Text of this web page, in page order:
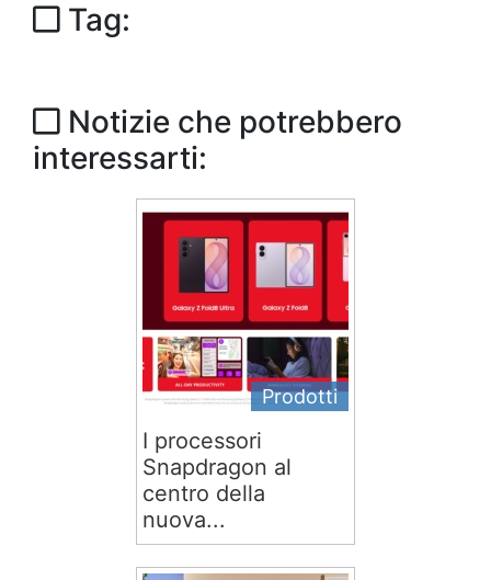
Tag:
Notizie che potrebbero
interessarti:
Prodotti
I processori
Snapdragon al
centro della
nuova...